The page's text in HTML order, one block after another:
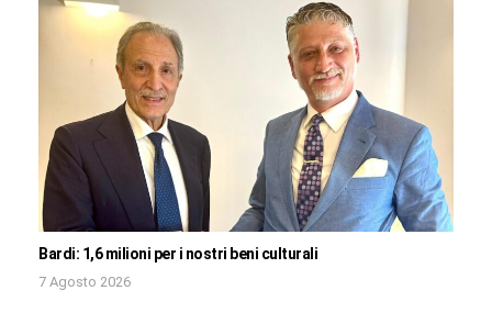
Bardi: 1,6 milioni per i nostri beni culturali
7 Agosto 2026